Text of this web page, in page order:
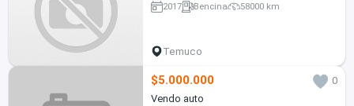
2017 Bencina 58000 km
Temuco
$5.000.000
0
Vendo auto